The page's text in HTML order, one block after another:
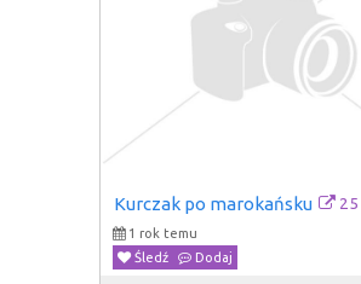
Kurczak po marokańsku 25
1 rok temu
Śledź
Dodaj